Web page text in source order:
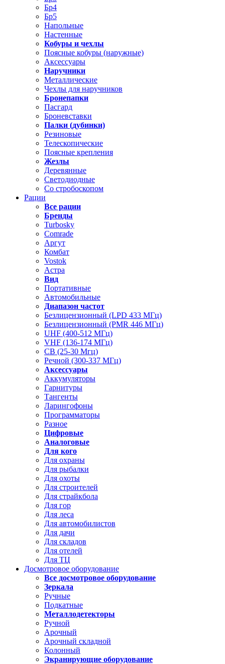
Бр4
Бр5
Напольные
Настенные
Кобуры и чехлы
Поясные кобуры (наружные)
Аксессуары
Наручники
Металлические
Чехлы для наручников
Бронепапки
Пасгард
Броневставки
Палки (дубинки)
Резиновые
Телескопические
Поясные крепления
Жезлы
Деревянные
Светодиодные
Со стробоскопом
Рации
Все рации
Бренды
Turbosky
Comrade
Аргут
Комбат
Vostok
Астра
Вид
Портативные
Автомобильные
Диапазон частот
Безлицензионный (LPD 433 МГц)
Безлицензионный (PMR 446 МГц)
UHF (400-512 МГц)
VHF (136-174 МГц)
CB (25-30 Мгц)
Речной (300-337 МГц)
Аксессуары
Аккумуляторы
Гарнитуры
Тангенты
Ларингофоны
Программаторы
Разное
Цифровые
Аналоговые
Для кого
Для охраны
Для рыбалки
Для охоты
Для строителей
Для страйкбола
Для гор
Для леса
Для автомобилистов
Для дачи
Для складов
Для отелей
Для ТЦ
Досмотровое оборудование
Все досмотровое оборудование
Зеркала
Ручные
Подкатные
Металлодетекторы
Ручной
Арочный
Арочный складной
Колонный
Экранирующие оборудование